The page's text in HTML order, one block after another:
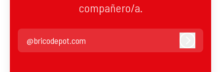
compañero/a.
@bricodepot.com